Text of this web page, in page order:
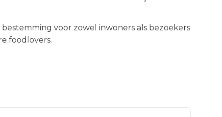
voor zowel inwoners als bezoekers
foodlovers.